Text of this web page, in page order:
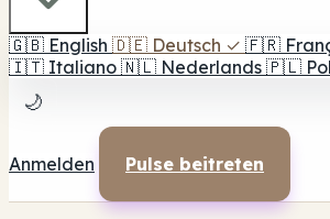
🇬🇧 English 🇩🇪 Deutsch ✓ 🇫🇷
🇮🇹 Italiano 🇳🇱 Nederlands 🇵🇱
🌙
Anmelden Pulse beitreten